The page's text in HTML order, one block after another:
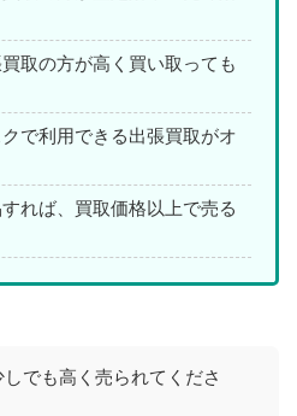
取の方が高く買い取っても
で利用できる出張買取がオ
れば、買取価格以上で売る
でも高く売られてくださ